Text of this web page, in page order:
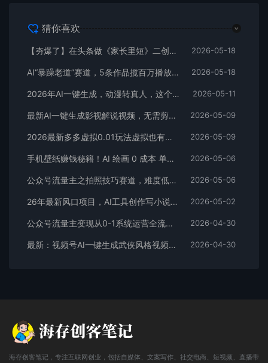
猜你喜欢
【夯爆了】在头条做《家长里短》二创小故事，这个月收益2w+ 2026-05-18
AI“暴躁老道”赛道，5条作品揽百万播放！（附变现全攻略） 2026-05-18
2026年AI一键生成，动漫转真人，这个月靠这个AI赚了2W+ 2026-05-11
最新AI一键生成影视解说视频，无需剪辑3分钟1条，条条爆款，多平台变现日入2000+ 2026-05-09
2026最新多多虚拟0.01玩法虚拟也有新门路轻松日入2500! 2026-05-09
手机壁纸赚钱秘籍！AI 绘画 0 成本 单店狂销 3.8 万单 2026-05-06
公众号流量主之拍照技巧赛道，难度低+流量大，起号第一篇就爆了10w阅读！ 2026-05-06
26年最新风口项目，AI工具创作写小说，轻松实现日入1000+ 2026-05-02
公众号流量主变现从0-1系统运营全流程讲解！ 2026-04-30
最新：视频号AI一键生成武侠风格视频，狂撸视频号分成收益，学完轻松日入1000+ 2026-04-30
海存创客笔记，专注互联网创业，包括自媒体、文案写作、社交电商、短视频、直播带